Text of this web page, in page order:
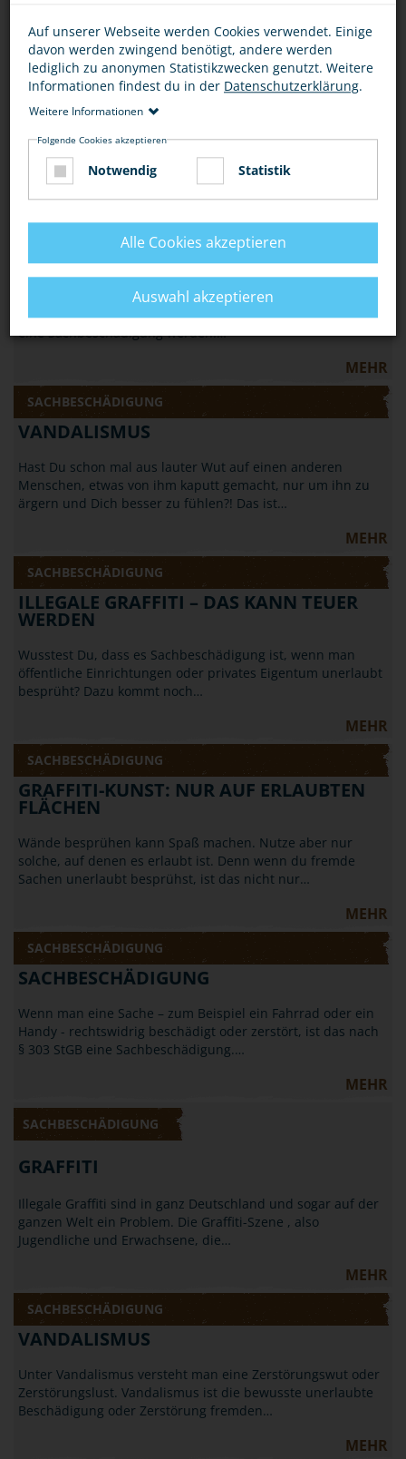
SACHBESCHÄDIGUNG
SACHBESCHÄDIGUNG IST KEIN SCHERZ
April, April: Der 1. April verleitet manchmal zu Scherzen, die
öffentliche Einrichtungen…
HALLOWEEN: NICHT JEDER STREICH IST
OKAY
Wenn Du an Halloween Streiche spielen willst, solltest Du
vorsichtig sein: Aus einem harmlosen Streich kann schnell
eine Sachbeschädigung werden.…
MEHR
SACHBESCHÄDIGUNG
VANDALISMUS
Hast Du schon mal aus lauter Wut auf einen anderen
Menschen, etwas von ihm kaputt gemacht, nur um ihn zu
ärgern und Dich besser zu fühlen?! Das ist…
MEHR
SACHBESCHÄDIGUNG
ILLEGALE GRAFFITI – DAS KANN TEUER
WERDEN
Wusstest Du, dass es Sachbeschädigung ist, wenn man
öffentliche Einrichtungen oder privates Eigentum unerlaubt
besprüht? Dazu kommt noch…
MEHR
SACHBESCHÄDIGUNG
GRAFFITI-KUNST: NUR AUF ERLAUBTEN
FLÄCHEN
Wände besprühen kann Spaß machen. Nutze aber nur
solche, auf denen es erlaubt ist. Denn wenn du fremde
Sachen unerlaubt besprühst, ist das nicht nur…
MEHR
SACHBESCHÄDIGUNG
SACHBESCHÄDIGUNG
Wenn man eine Sache – zum Beispiel ein Fahrrad oder ein
Handy - rechtswidrig beschädigt oder zerstört, ist das nach
§ 303 StGB eine Sachbeschädigung.…
MEHR
SACHBESCHÄDIGUNG
GRAFFITI
Illegale Graffiti sind in ganz Deutschland und sogar auf der
ganzen Welt ein Problem. Die Graffiti-Szene , also
Jugendliche und Erwachsene, die…
MEHR
SACHBESCHÄDIGUNG
VANDALISMUS
Unter Vandalismus versteht man eine Zerstörungswut oder
Zerstörungslust. Vandalismus ist die bewusste unerlaubte
Beschädigung oder Zerstörung fremden…
MEHR
Auf unserer Webseite werden Cookies verwendet. Einige
davon werden zwingend benötigt, andere werden
lediglich zu anonymen Statistikzwecken genutzt. Weitere
Informationen findest du in der Datenschutzerklärung.
Weitere Informationen
Folgende Cookies akzeptieren
Notwendig Statistik
Alle Cookies akzeptieren
Auswahl akzeptieren